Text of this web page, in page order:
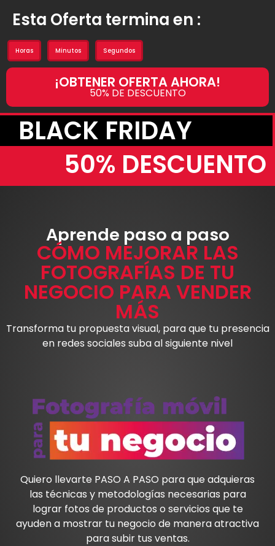
Esta Oferta termina en :
Horas Minutos Segundos
¡OBTENER OFERTA AHORA!
50% DE DESCUENTO
BLACK FRIDAY
50% DESCUENTO
Aprende paso a paso
CÓMO MEJORAR LAS
FOTOGRAFÍAS DE TU
NEGOCIO PARA VENDER
MÁS
Transforma tu propuesta visual, para que tu presencia
en redes sociales suba al siguiente nivel
Quiero llevarte PASO A PASO para que adquieras
las técnicas y metodologías necesarias para
lograr fotos de productos o servicios que te
ayuden a mostrar tu negocio de manera atractiva
para subir tus ventas.